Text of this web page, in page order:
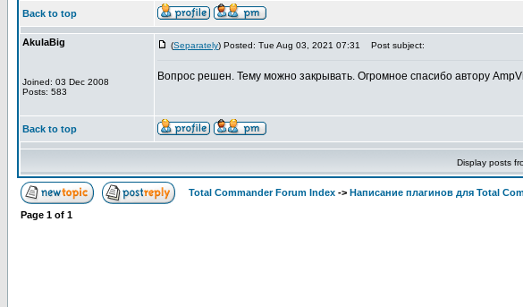
Back to top
AkulaBig
Joined: 03 Dec 2008
Posts: 583
(Separately) Posted: Tue Aug 03, 2021 07:31 Post subject:
Вопрос решен. Тему можно закрывать. Огромное спасибо автору
Back to top
Display posts
Total Commander Forum Index -> Написание плагинов для Total
Page 1 of 1